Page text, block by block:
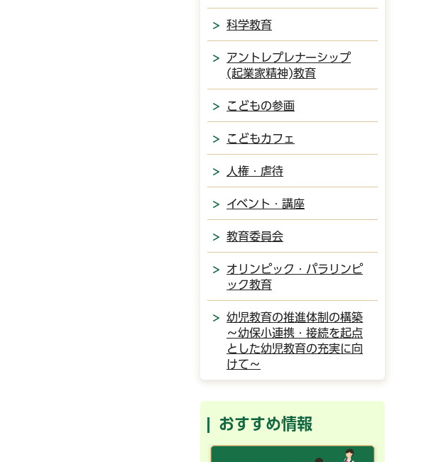
科学教育
アントレプレナーシップ
(起業家精神)教育
こどもの参画
こどもカフェ
人権・虐待
イベント・講座
教育委員会
オリンピック・パラリンピ
ック教育
幼児教育の推進体制の構築
～幼保小連携・接続を起点
とした幼児教育の充実に向
けて～
おすすめ情報